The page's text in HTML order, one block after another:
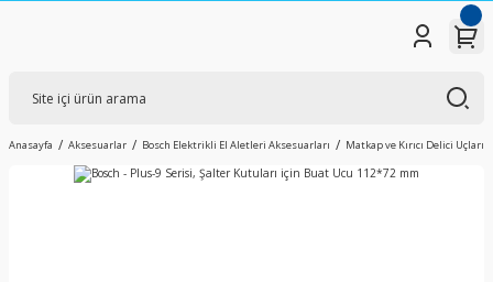
Anasayfa Aksesuarlar Bosch Elektrikli El Aletleri Aksesuarları Matkap ve Kırıcı Delici Uçları